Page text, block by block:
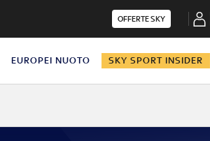
OFFERTE SKY
EUROPEI NUOTO SKY SPORT INSIDER